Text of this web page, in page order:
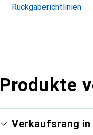
Rückgaberichtlinien
Produkte
Verkaufsrang in